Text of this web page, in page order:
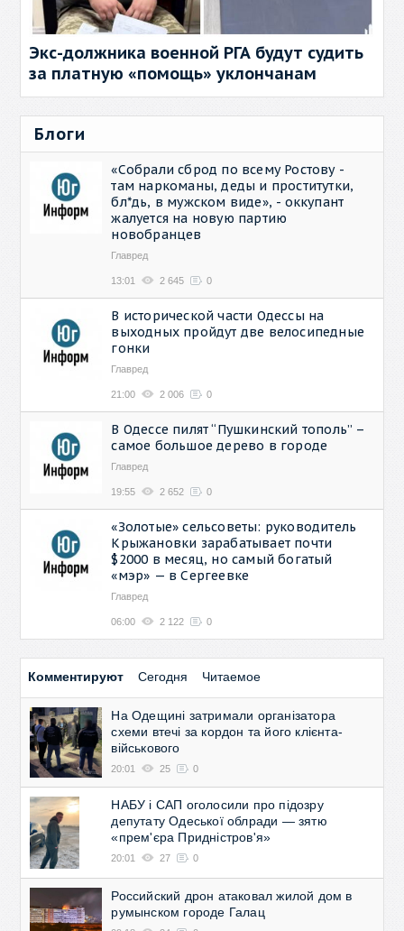
Экс-должника военной РГА будут судить
за платную «помощь» уклончанам
Блоги
«Собрали сброд по всему Ростову -
там наркоманы, деды и проститутки,
бл*дь, в мужском виде», - оккупант
жалуется на новую партию
новобранцев
Главред
13:01 2 645 0
В исторической части Одессы на
выходных пройдут две велосипедные
гонки
Главред
21:00 2 006 0
В Одессе пилят “Пушкинский тополь” –
самое большое дерево в городе
Главред
19:55 2 652 0
«Золотые» сельсоветы: руководитель
Крыжановки зарабатывает почти
$2000 в месяц, но самый богатый
«мэр» — в Сергеевке
Главред
06:00 2 122 0
Комментируют Сегодня Читаемое
На Одещині затримали організатора
схеми втечі за кордон та його клієнта-
військового
20:01 25 0
НАБУ і САП оголосили про підозру
депутату Одеської облради — зятю
«прем'єра Придністров'я»
20:01 27 0
Российский дрон атаковал жилой дом в
румынском городе Галац